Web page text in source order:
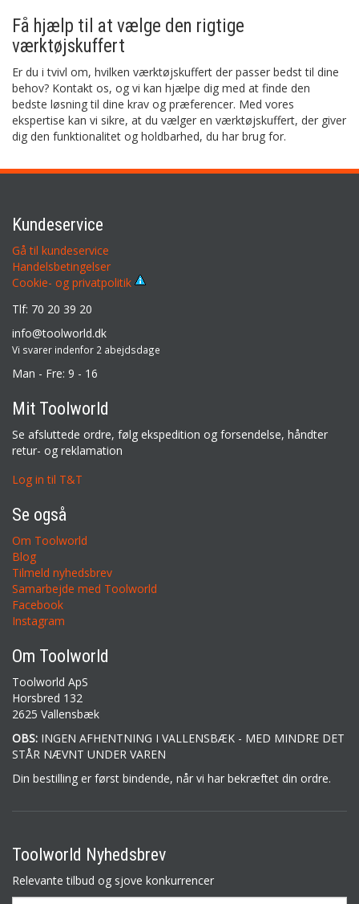
Få hjælp til at vælge den rigtige
værktøjskuffert
Er du i tvivl om, hvilken værktøjskuffert der passer bedst til dine
behov? Kontakt os, og vi kan hjælpe dig med at finde den
bedste løsning til dine krav og præferencer. Med vores
ekspertise kan vi sikre, at du vælger en værktøjskuffert, der giver
dig den funktionalitet og holdbarhed, du har brug for.
Kundeservice
Gå til kundeservice
Handelsbetingelser
Cookie- og privatpolitik
Tlf: 70 20 39 20
info@toolworld.dk
Vi svarer indenfor 2 abejdsdage
Man - Fre: 9 - 16
Mit Toolworld
Se afsluttede ordre, følg ekspedition og forsendelse, håndter
retur- og reklamation
Log in til T&T
Se også
Om Toolworld
Blog
Tilmeld nyhedsbrev
Samarbejde med Toolworld
Facebook
Instagram
Om Toolworld
Toolworld ApS
Horsbred 132
2625 Vallensbæk
OBS: INGEN AFHENTNING I VALLENSBÆK - MED MINDRE DET
STÅR NÆVNT UNDER VAREN
Din bestilling er først bindende, når vi har bekræftet din ordre.
Toolworld Nyhedsbrev
Relevante tilbud og sjove konkurrencer